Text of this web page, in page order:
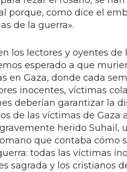
porque, como dice el
de la guerra».
los lectores y oyentes
esperado a que
en Gaza, donde cada
inocentes, víctimas
deberían garantizar la
de las víctimas de Gaza
herido Suhail,
que contaba cómo
todas las víctimas
sagrada y los cristianos